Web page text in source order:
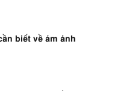
biết về ám ảnh